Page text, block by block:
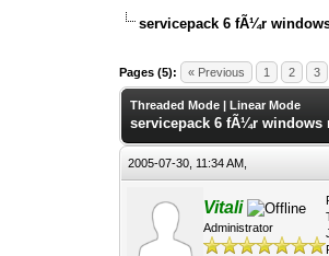
servicepack 6 fÃ¼r
Pages (5): « Previous 1 2 3
0 Vote(s) - 0 Average
Threaded Mode |Linear Mode
servicepack 6 fÃ¼r windows
2005-07-30, 11:34 AM,
Vitali
Administrator